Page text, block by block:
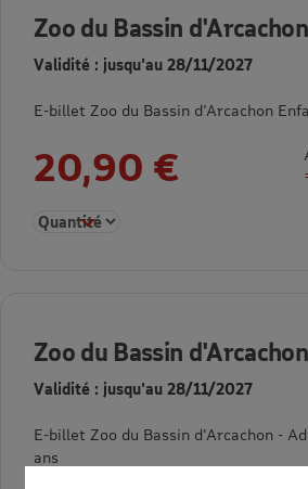
Zoo du Bassin
Validité : jusqu'au 28/11/2027
E-billet Zoo du Bassin d'Arcachon
20,90 €
Sélectionner la quantité pour Zoo du
Zoo du Bassin
Validité : jusqu'au 28/11/2027
E-billet Zoo du Bassin d'Arcachon -
ans